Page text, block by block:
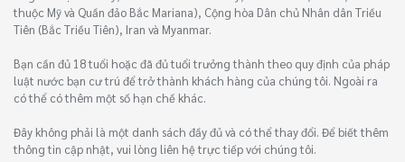
thuộc Mỹ và Quần đảo Bắc Mariana), Cộng hòa Dân chủ Nhân dân Triều
Tiên (Bắc Triều Tiên), Iran và Myanmar.
Bạn cần đủ 18 tuổi hoặc đã đủ tuổi trưởng thành theo quy định của pháp
luật nước bạn cư trú để trở thành khách hàng của chúng tôi. Ngoài ra
có thể có thêm một số hạn chế khác.
Đây không phải là một danh sách đầy đủ và có thể thay đổi. Để biết thêm
thông tin cập nhật, vui lòng liên hệ trực tiếp với chúng tôi.